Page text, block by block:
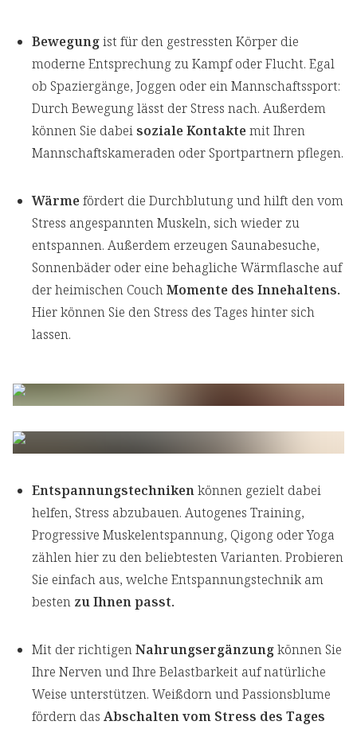
Bewegungist für den gestressten Körper die
moderne Entsprechung zu Kampf oder Flucht. Egal
ob Spaziergänge, Joggen oder ein Mannschaftssport:
Durch Bewegung lässt der Stress nach. Außerdem
können Sie dabeisoziale Kontaktemit Ihren
Mannschaftskameraden oder Sportpartnern pflegen.
Wärmefördert die Durchblutung und hilft den vom
Stress angespannten Muskeln, sich wieder zu
entspannen. Außerdem erzeugen Saunabesuche,
Sonnenbäder oder eine behagliche Wärmflasche auf
der heimischen CouchMomente des Innehaltens.
Hier können Sie den Stress des Tages hinter sich
lassen.
Entspannungstechnikenkönnen gezielt dabei
helfen, Stress abzubauen. Autogenes Training,
Progressive Muskelentspannung, Qigong oder Yoga
zählen hier zu den beliebtesten Varianten. Probieren
Sie einfach aus, welche Entspannungstechnik am
besten zu Ihnen passt.
Mit der richtigenNahrungsergänzungkönnen Sie
Ihre Nerven und Ihre Belastbarkeit auf natürliche
Weise unterstützen. Weißdorn und Passionsblume
fördern das Abschalten vom Stress des Tages